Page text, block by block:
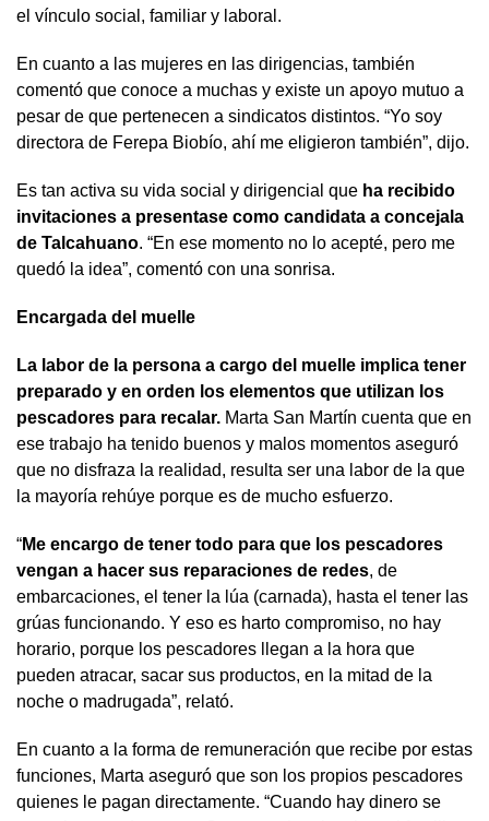
el vínculo social, familiar y laboral.
En cuanto a las mujeres en las dirigencias, también
comentó que conoce a muchas y existe un apoyo mutuo a
pesar de que pertenecen a sindicatos distintos. “Yo soy
directora de Ferepa Biobío, ahí me eligieron también”, dijo.
Es tan activa su vida social y dirigencial que ha recibido
invitaciones a presentase como candidata a concejala
de Talcahuano. “En ese momento no lo acepté, pero me
quedó la idea”, comentó con una sonrisa.
Encargada del muelle
La labor de la persona a cargo del muelle implica tener
preparado y en orden los elementos que utilizan los
pescadores para recalar. Marta San Martín cuenta que en
ese trabajo ha tenido buenos y malos momentos aseguró
que no disfraza la realidad, resulta ser una labor de la que
la mayoría rehúye porque es de mucho esfuerzo.
“Me encargo de tener todo para que los pescadores
vengan a hacer sus reparaciones de redes, de
embarcaciones, el tener la lúa (carnada), hasta el tener las
grúas funcionando. Y eso es harto compromiso, no hay
horario, porque los pescadores llegan a la hora que
pueden atracar, sacar sus productos, en la mitad de la
noche o madrugada”, relató.
En cuanto a la forma de remuneración que recibe por estas
funciones, Marta aseguró que son los propios pescadores
quienes le pagan directamente. “Cuando hay dinero se